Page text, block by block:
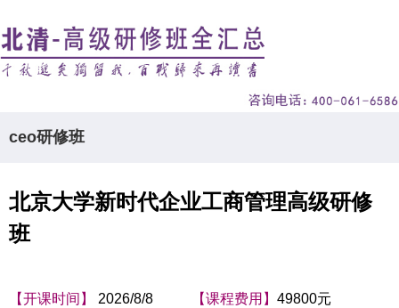
ceo研修班
北京大学新时代企业工商管理高级研修
班
【开课时间】 2026/8/8 【课程费用】49800元